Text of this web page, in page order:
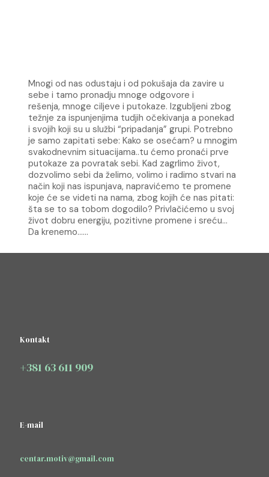
Mnogi od nas odustaju i od pokušaja da zavire u
sebe i tamo pronadju mnoge odgovore i
rešenja, mnoge ciljeve i putokaze. Izgubljeni zbog
težnje za ispunjenjima tudjih očekivanja a ponekad
i svojih koji su u službi “pripadanja” grupi. Potrebno
je samo zapitati sebe: Kako se osećam? u mnogim
svakodnevnim situacijama..tu ćemo pronaći prve
putokaze za povratak sebi. Kad zagrlimo život,
dozvolimo sebi da želimo, volimo i radimo stvari na
način koji nas ispunjava, napravićemo te promene
koje će se videti na nama, zbog kojih će nas pitati:
šta se to sa tobom dogodilo? Privlačićemo u svoj
život dobru energiju, pozitivne promene i sreću…
Da krenemo……
Kontakt
+381 63 611 909
E-mail
centar.motiv@gmail.com